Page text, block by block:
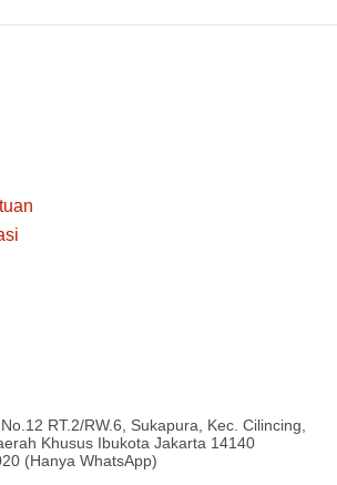
RT.2/RW.6, Sukapura, Kec. Cilincing,
Khusus Ibukota Jakarta 14140
(Hanya WhatsApp)